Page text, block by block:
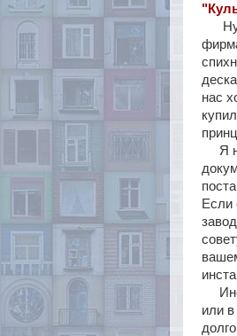
Ну
нас
Я
Если
или